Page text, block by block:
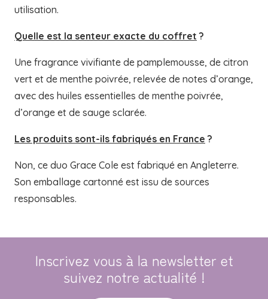
utilisation.
Quelle est la senteur exacte du coffret ?
Une fragrance vivifiante de pamplemousse, de citron
vert et de menthe poivrée, relevée de notes d’orange,
avec des huiles essentielles de menthe poivrée,
d’orange et de sauge sclarée.
Les produits sont-ils fabriqués en France ?
Non, ce duo Grace Cole est fabriqué en Angleterre.
Son emballage cartonné est issu de sources
responsables.
Inscrivez vous à la newsletter et
suivez notre actualité !